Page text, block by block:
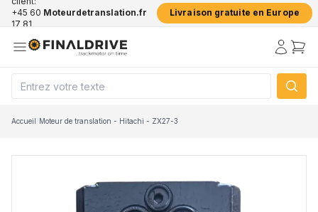
+45 60
17 81
Moteurdetranslation.fr Livraison gratuite en Europe
Accueil/Moteur de translation - Hitachi - ZX27-3